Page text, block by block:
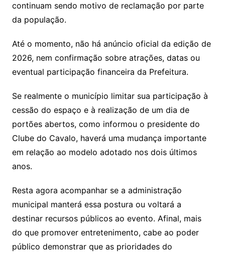
continuam sendo motivo de reclamação por parte
da população.
Até o momento, não há anúncio oficial da edição de
2026, nem confirmação sobre atrações, datas ou
eventual participação financeira da Prefeitura.
Se realmente o município limitar sua participação à
cessão do espaço e à realização de um dia de
portões abertos, como informou o presidente do
Clube do Cavalo, haverá uma mudança importante
em relação ao modelo adotado nos dois últimos
anos.
Resta agora acompanhar se a administração
municipal manterá essa postura ou voltará a
destinar recursos públicos ao evento. Afinal, mais
do que promover entretenimento, cabe ao poder
público demonstrar que as prioridades do